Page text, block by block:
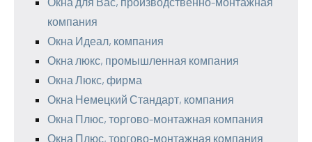
компания
Окна Идеал, компания
Окна люкс, промышленная компания
Окна Люкс, фирма
Окна Немецкий Стандарт, компания
Окна Плюс, торгово-монтажная компания
Окна Плюс, торгово-монтажная компания